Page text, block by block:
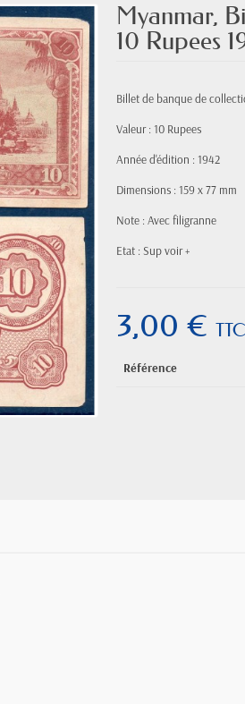
Myanmar,
10 Rupees
Billet de banque de
Valeur : 10 Rupees
Année d'édition : 1942
Dimensions : 159 x 77 mm
Note : Avec filigranne
Etat : Sup voir +
3,00 €TTC
Référence